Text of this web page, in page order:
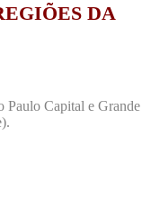
DA
Paulo Capital e Grande